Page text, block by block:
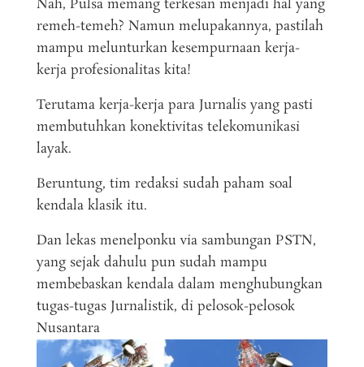
Nah, Pulsa memang terkesan menjadi hal yang
remeh-temeh? Namun melupakannya, pastilah
mampu melunturkan kesempurnaan kerja-
kerja profesionalitas kita!
Terutama kerja-kerja para Jurnalis yang pasti
membutuhkan konektivitas telekomunikasi
layak.
Beruntung, tim redaksi sudah paham soal
kendala klasik itu.
Dan lekas menelponku via sambungan PSTN,
yang sejak dahulu pun sudah mampu
membebaskan kendala dalam menghubungkan
tugas-tugas Jurnalistik, di pelosok-pelosok
Nusantara